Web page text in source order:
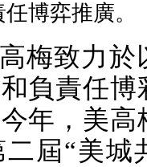
博弈推廣。
梅致力
負責任博
年，美高
二屆“美